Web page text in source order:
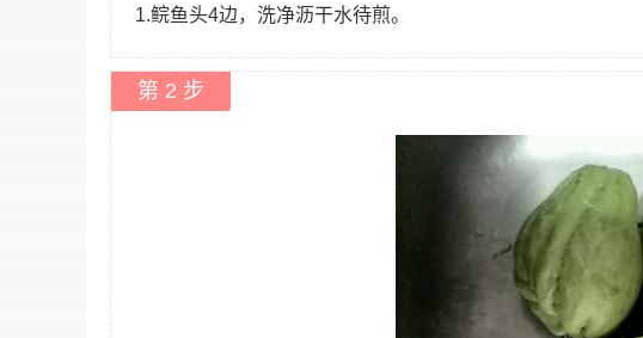
1.鲩鱼头4边，洗净沥干水待煎。
第 2 步